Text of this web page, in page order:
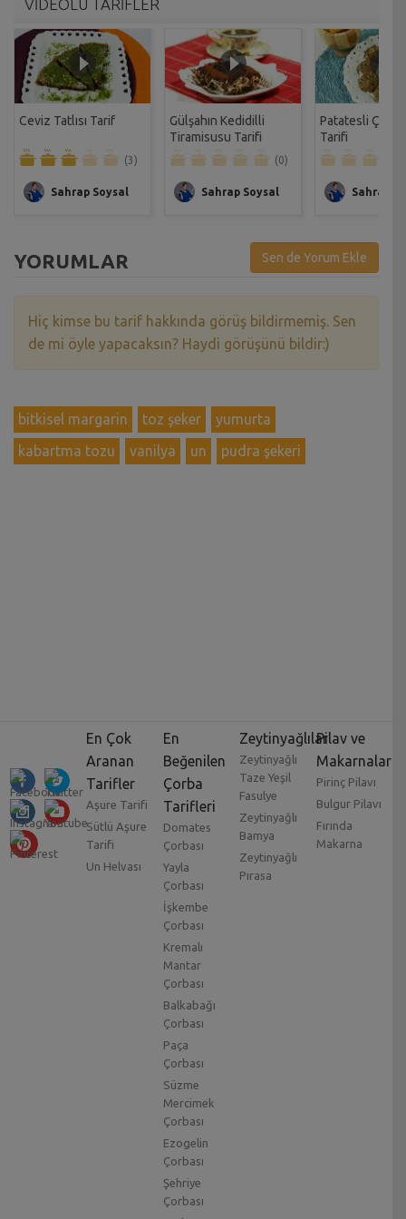
VİDEOLU TARİFLER
Ceviz Tatlısı Tarif
(3)
Sahrap Soysal
Gülşahın Kedidilli
Tiramisusu Tarifi
(0)
Sahrap Soysal
Patatesli Çıtır
Tarifi
Sahrap
YORUMLAR Sen de Yorum Ekle
Hiç kimse bu tarif hakkında görüş bildirmemiş. Sen
de mi öyle yapacaksın? Haydi görüşünü bildir:)
bitkisel margarin toz şeker
yumurta
kabartma tozu
vanilya un pudra şekeri
En Çok
Aranan
Tarifler
Aşure Tarifi
Sütlü Aşure
Tarifi
Un Helvası
En
Beğenilen
Çorba
Tarifleri
Domates
Çorbası
Yayla
Çorbası
İşkembe
Çorbası
Kremalı
Mantar
Çorbası
Balkabağı
Çorbası
Paça
Çorbası
Süzme
Mercimek
Çorbası
Ezogelin
Çorbası
Şehriye
Çorbası
Zeytinyağlılar
Zeytinyağlı
Taze Yeşil
Fasulye
Zeytinyağlı
Bamya
Zeytinyağlı
Pırasa
Pilav ve
Makarnalar
Pirinç Pilavı
Bulgur Pilavı
Fırında
Makarna